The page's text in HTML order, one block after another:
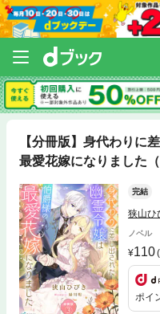
【分冊版】身代わりに
最愛花嫁になりました（
完結
狭山ひ
ノベル
110
ポイ